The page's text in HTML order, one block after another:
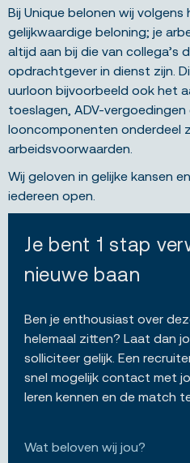
Bij Unique belonen wij volgens
gelijkwaardige beloning; je
altijd aan bij die van collega’s
opdrachtgever in dienst zijn.
uurloon bijvoorbeeld ook het
toeslagen, ADV-vergoedingen
looncomponenten onderdeel
arbeidsvoorwaarden.
Wij geloven in gelijke kansen
iedereen open.
Je bent 1 stap
nieuwe baan
Ben je enthousiast over
helemaal zitten? Laat dan
solliciteer gelijk. Een
snel mogelijk contact met
leren kennen en de match
Wat beloven wij jou?